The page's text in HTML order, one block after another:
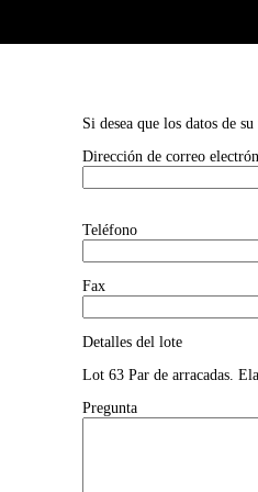
Si desea que los datos de
Dirección de correo
Teléfono
Fax
Detalles del lote
Lot 63 Par de arracadas.
Pregunta